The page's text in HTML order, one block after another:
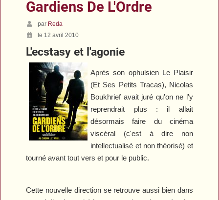
Gardiens De L'Ordre
par Reda
le 12 avril 2010
L'ecstasy et l'agonie
Après son ophulsien Le Plaisir
(Et Ses Petits Tracas), Nicolas
Boukhrief avait juré qu'on ne l'y
reprendrait plus : il allait
désormais faire du cinéma
viscéral (c'est à dire non
intellectualisé et non théorisé) et
tourné avant tout vers et pour le public.
Cette nouvelle direction se retrouve aussi bien dans